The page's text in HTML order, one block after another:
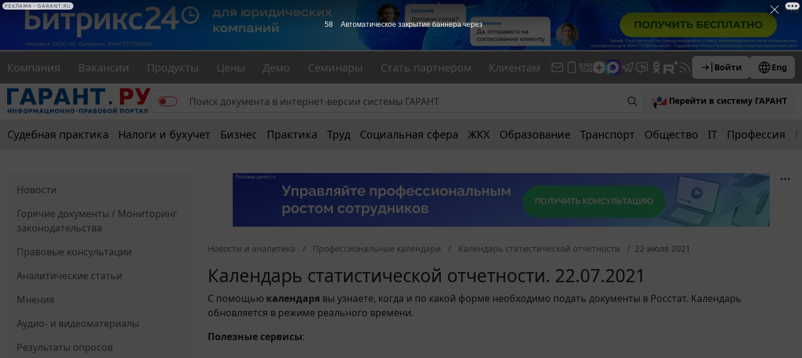
Компания Вакансии Продукты Цены Демо Семинары Стать партнером Клиентам Войти Eng
Перейти в систему ГАРАНТ
Судебная практика Налоги и бухучет Бизнес Практика Труд Социальная сфера ЖКХ Образование Транспорт Общество IT Профессия
Новости
Горячие документы / Мониторинг
законодательства
Правовые консультации
Аналитические статьи
Мнения
Аудио- и видеоматериалы
Результаты опросов
Новости и аналитика Профессиональные календари Календарь статистической отчетности 22 июля 2021
Календарь статистической отчетности. 22.07.2021
С помощью календаря вы узнаете, когда и по какой форме необходимо подать документы в Росстат. Календарь
обновляется в режиме реального времени.
Полезные сервисы:
57 Автоматическое закрытие баннера через
РЕКЛАМА • GARANT.RU